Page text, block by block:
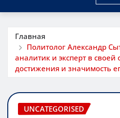
Главная
Политолог Александр
аналитик и эксперт в
достижения и значимость
UNCATEGORISED